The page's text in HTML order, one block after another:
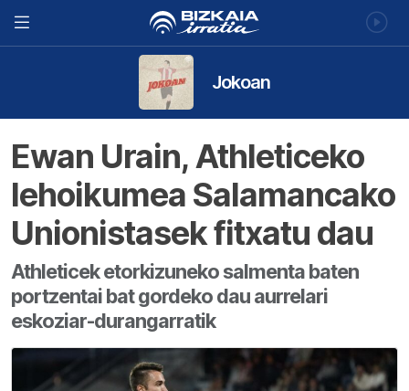
Jokoan
Ewan Urain, Athleticeko
lehoikumea Salamancako
Unionistasek fitxatu dau
Athleticek etorkizuneko salmenta baten
portzentai bat gordeko dau aurrelari
eskoziar-durangarratik